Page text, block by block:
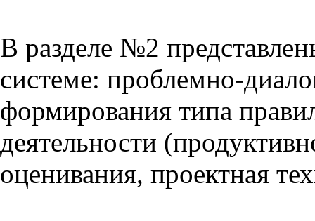
В разделе №2
системе: проблемно-
формирования типа
деятельности
оценивания, проектная